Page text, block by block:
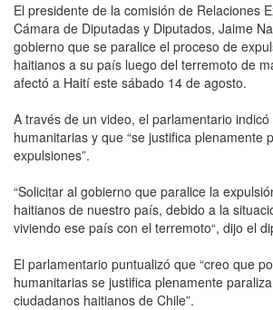
El presidente de la comisión de Relaciones
Cámara de Diputadas y Diputados, Jaime
gobierno que se paralice el proceso de
haitianos a su país luego del terremoto de
afectó a Haití este sábado 14 de agosto.
A través de un video, el parlamentario
humanitarias y que “se justifica plenamente
expulsiones”.
“Solicitar al gobierno que paralice la
haitianos de nuestro país, debido a la
viviendo ese país con el terremoto“, dijo el
El parlamentario puntualizó que “creo que
humanitarias se justifica plenamente
ciudadanos haitianos de Chile”.